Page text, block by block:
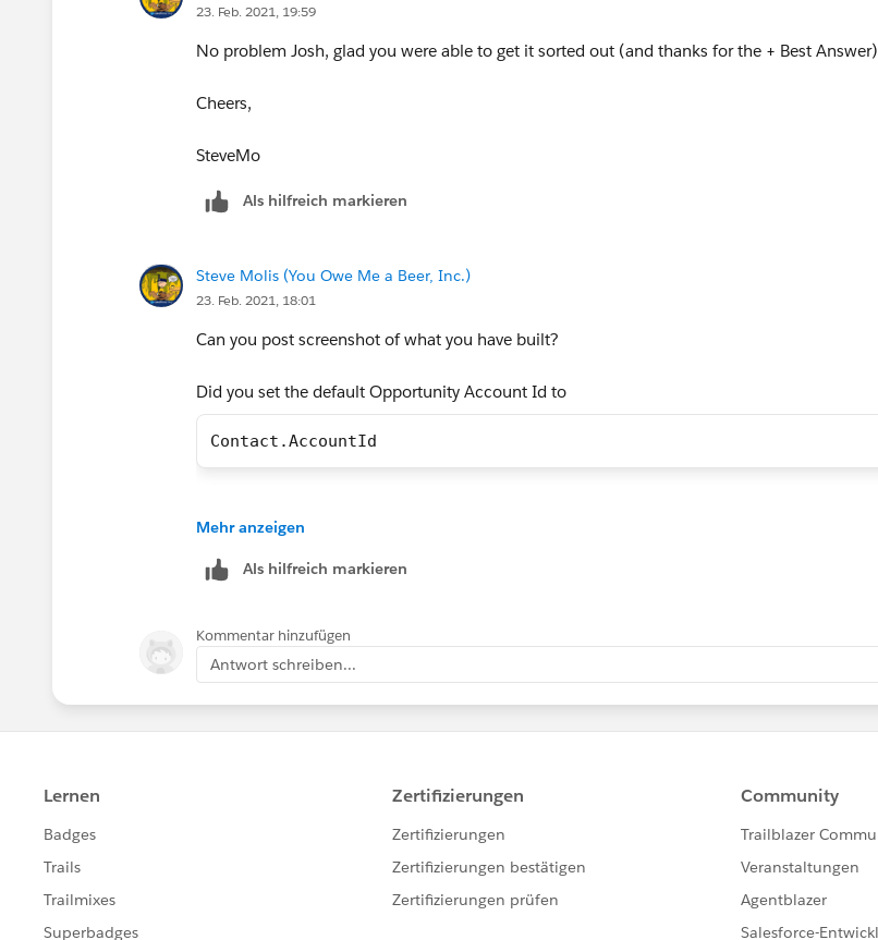
23. Feb. 2021, 19:59
No problem Josh, glad you were able to get it sorted out (and thanks for the + Best Answer)
Cheers,
SteveMo
Als hilfreich markieren
Steve Molis (You Owe Me a Beer, Inc.)
23. Feb. 2021, 18:01
Can you post screenshot of what you have built?
Did you set the default Opportunity Account Id to
Contact.AccountId
Mehr anzeigen
Als hilfreich markieren
Kommentar hinzufügen
Antwort schreiben...